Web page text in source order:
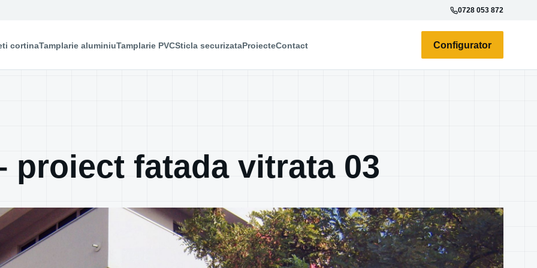
0728 053 872
cortinaTamplarie aluminiuTamplarie PVCSticla securizataProiecteContact Configurator
proiect fatada vitrata 03